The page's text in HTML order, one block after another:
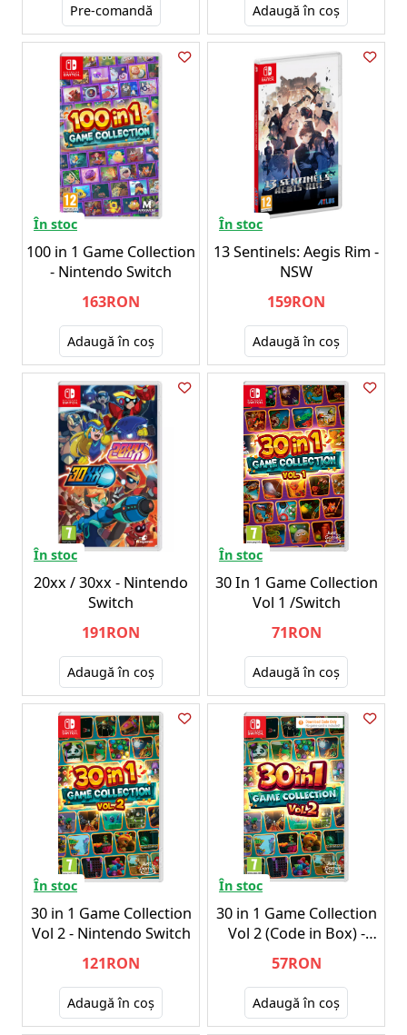
Pre-comandă Adaugă în coş
În stoc
100 in 1 Game Collection
- Nintendo Switch
163RON
Adaugă în coş
În stoc
13 Sentinels: Aegis Rim -
NSW
159RON
Adaugă în coş
În stoc
20xx / 30xx - Nintendo
Switch
191RON
Adaugă în coş
În stoc
30 In 1 Game Collection
Vol 1 /Switch
71RON
Adaugă în coş
În stoc
30 in 1 Game Collection
Vol 2 - Nintendo Switch
121RON
Adaugă în coş
În stoc
30 in 1 Game Collection
Vol 2 (Code in Box) -
NSW
57RON
Adaugă în coş